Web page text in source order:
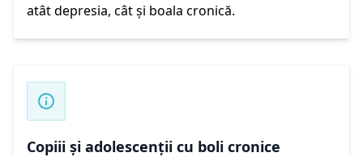
atât depresia, cât și boala cronică.
Copiii și adolescenții cu boli cronice